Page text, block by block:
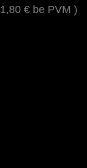
1,80 € be PVM )